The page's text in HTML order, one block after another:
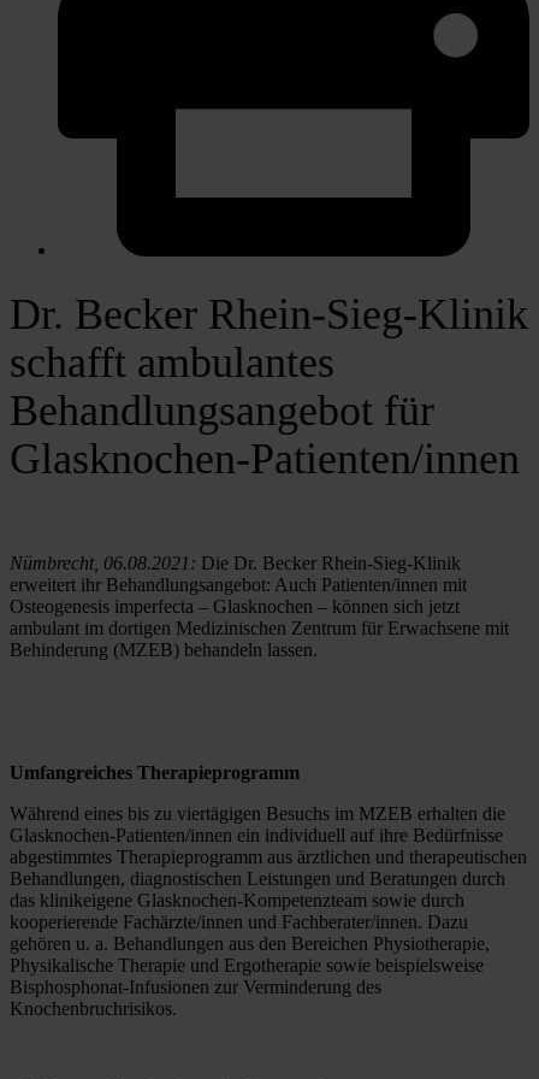
Dr. Becker Rhein-Sieg-Klinik
schafft ambulantes
Behandlungsangebot für
Glasknochen-Patienten/innen
Nümbrecht, 06.08.2021: Die Dr. Becker Rhein-Sieg-Klinik
erweitert ihr Behandlungsangebot: Auch Patienten/innen mit
Osteogenesis imperfecta – Glasknochen – können sich jetzt
ambulant im dortigen Medizinischen Zentrum für Erwachsene mit
Behinderung (MZEB) behandeln lassen.
Umfangreiches Therapieprogramm
Während eines bis zu viertägigen Besuchs im MZEB erhalten die
Glasknochen-Patienten/innen ein individuell auf ihre Bedürfnisse
abgestimmtes Therapieprogramm aus ärztlichen und therapeutischen
Behandlungen, diagnostischen Leistungen und Beratungen durch
das klinikeigene Glasknochen-Kompetenzteam sowie durch
kooperierende Fachärzte/innen und Fachberater/innen. Dazu
gehören u. a. Behandlungen aus den Bereichen Physiotherapie,
Physikalische Therapie und Ergotherapie sowie beispielsweise
Bisphosphonat-Infusionen zur Verminderung des
Knochenbruchrisikos.